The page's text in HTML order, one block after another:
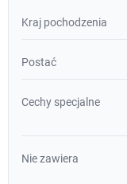
Kraj pochodzenia
Postać
Cechy specjalne
Nie zawiera